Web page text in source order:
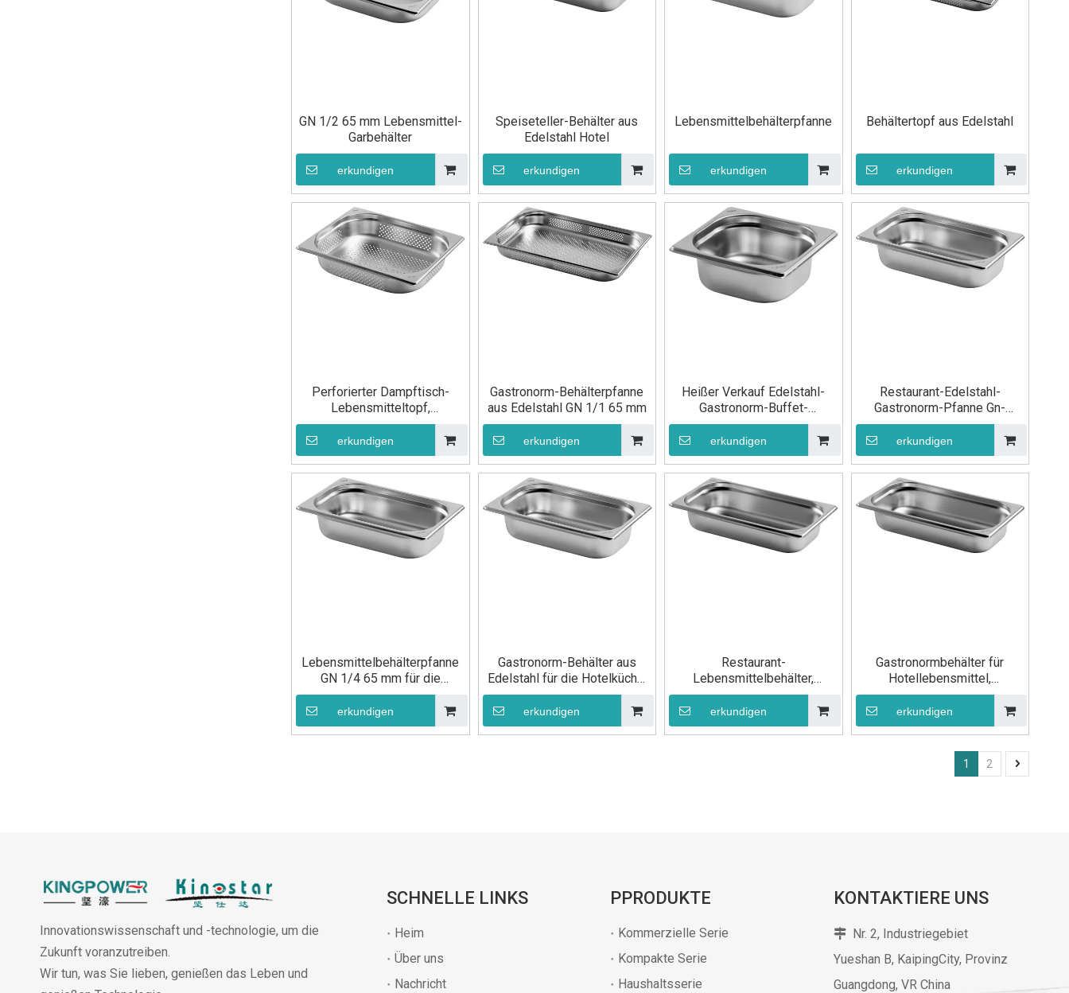
GN 1/2 65 mm Lebensmittel-
Garbehälter
erkundigen
Speiseteller-Behälter aus
Edelstahl Hotel
erkundigen
Lebensmittelbehälterpfanne
erkundigen
Behältertopf aus Edelstahl
erkundigen
Perforierter Dampftisch-
Lebensmitteltopf,
Gastronorm-Pfanne aus
Edelstahl, GN 1/2, 65 mm
erkundigen
Gastronorm-Behälterpfanne
aus Edelstahl GN 1/1 65 mm
erkundigen
Heißer Verkauf Edelstahl-
Gastronorm-Buffet-
Lebensmittelpfanne GN 1/6
100 mm für Küchengeräte
erkundigen
Restaurant-Edelstahl-
Gastronorm-Pfanne Gn-
Behälterpfanne GN 1/4 40 mm
erkundigen
Lebensmittelbehälterpfanne
GN 1/4 65 mm für die
Restaurantküche
erkundigen
Gastronorm-Behälter aus
Edelstahl für die Hotelküche,
GN 1/4, 150 mm
erkundigen
Restaurant-
Lebensmittelbehälter,
Edelstahl-Gastronorm-Pfanne
GN 1/3 20 mm
erkundigen
Gastronormbehälter für
Hotellebensmittel,
Edelstahlpfanne GN 1/3 100
mm
erkundigen
1 2
Innovationswissenschaft und -technologie, um die
Zukunft voranzutreiben.
Wir tun, was Sie lieben, genießen das Leben und
SCHNELLE LINKS
Heim
Über uns
Nachricht
PPRODUKTE
Kommerzielle Serie
Kompakte Serie
Haushaltsserie
KONTAKTIERE UNS
 Nr. 2, Industriegebiet
Yueshan B, KaipingCity, Provinz
Guangdong,VR China